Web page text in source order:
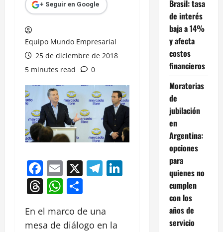
+ Seguir en Google
Equipo Mundo Empresarial
25 de diciembre de 2018
5 minutes read
0
Facebook
Email
X Telegram
LinkedIn
Threads
WhatsApp
En el marco de una
mesa de diálogo en la
Brasil: tasa
de interés
baja a 14%
y afecta
costos
financieros
Moratorias
de
jubilación
en
Argentina:
opciones
para
quienes no
cumplen
con los
años de
servicio